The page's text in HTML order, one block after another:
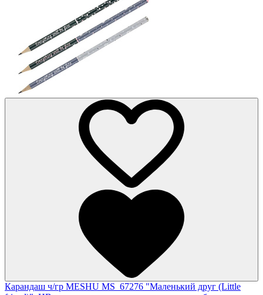
Карандаш ч/гр MESHU MS_67276 "Маленький друг (Little